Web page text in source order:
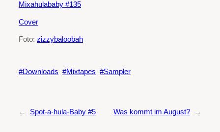
Mixahulababy #135
Cover
Foto: zizzybaloobah
Downloads Mixtapes Sampler
← Spot-a-hula-Baby #5 Was kommt im August? →